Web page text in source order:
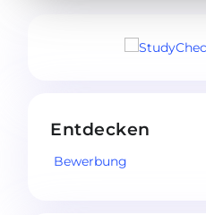
Entdecken
Bewerbung